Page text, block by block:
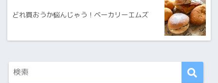
どれ買おうか悩んじゃう！ベーカリーエムズ